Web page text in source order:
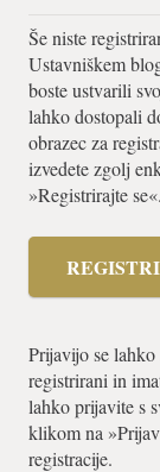
Še niste
Ustavniškem
boste ustvarili
lahko dostopali
obrazec za
izvedete zgolj
»Registrirajte se«.
Prijavijo se
registrirani in
lahko prijavite s
klikom na
registracije.